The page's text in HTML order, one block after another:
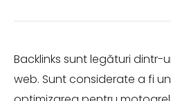
Backlinks sunt legături dintr-
web. Sunt considerate a fi